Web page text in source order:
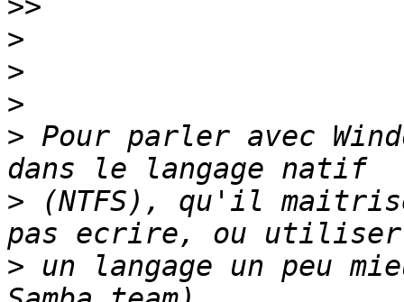
>>
>
>
>
> Pour parler avec
> (NTFS), qu'il
> un langage un peu